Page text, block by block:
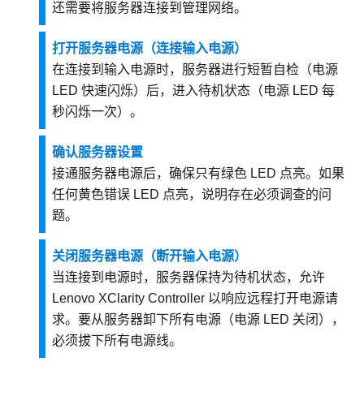
还需要将服务器连接到管理网络。
打开服务器电源（连接输入电源）
在连接到输入电源时，服务器进行短暂自检（电源
LED 快速闪烁）后，进入待机状态（电源 LED 每
秒闪烁一次）。
确认服务器设置
接通服务器电源后，确保只有绿色 LED 点亮。如果
任何黄色错误 LED 点亮，说明存在必须调查的问
题。
关闭服务器电源（断开输入电源）
当连接到电源时，服务器保持为待机状态，允许
Lenovo XClarity Controller 以响应远程打开电源请
求。要从服务器卸下所有电源（电源 LED 关闭），
必须拔下所有电源线。